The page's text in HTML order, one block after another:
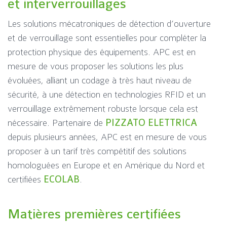
et interverrouillages
Les solutions mécatroniques de détection d’ouverture
et de verrouillage sont essentielles pour compléter la
protection physique des équipements. APC est en
mesure de vous proposer les solutions les plus
évoluées, alliant un codage à très haut niveau de
sécurité, à une détection en technologies RFID et un
verrouillage extrêmement robuste lorsque cela est
nécessaire. Partenaire de PIZZATO ELETTRICA
depuis plusieurs années, APC est en mesure de vous
proposer à un tarif très compétitif des solutions
homologuées en Europe et en Amérique du Nord et
certifiées ECOLAB.
Matières premières certifiées